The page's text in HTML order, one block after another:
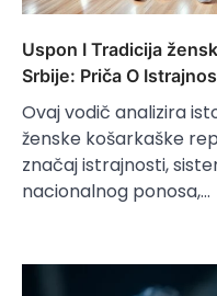
Uspon I Tradicija
Srbije: Priča O
Ovaj vodič analizira
ženske košarkaške
značaj istrajnosti,
nacionalnog ponosa,…